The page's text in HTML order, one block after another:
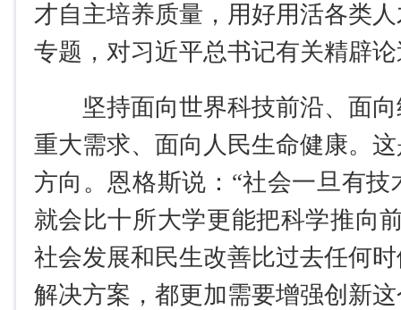
才自主培养质量，用好用活各类
专题，对习近平总书记有关精辟
坚持面向世界科技前沿、面向
重大需求、面向人民生命健康。
方向。恩格斯说：“社会一旦有
就会比十所大学更能把科学推向
社会发展和民生改善比过去任何
解决方案，都更加需要增强创新